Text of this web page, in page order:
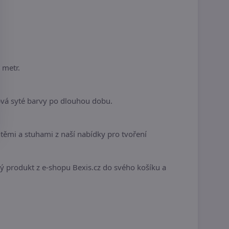
syté barvy po dlouhou dobu.
a stuhami z naší nabídky pro tvoření
z e-shopu Bexis.cz do svého košíku a